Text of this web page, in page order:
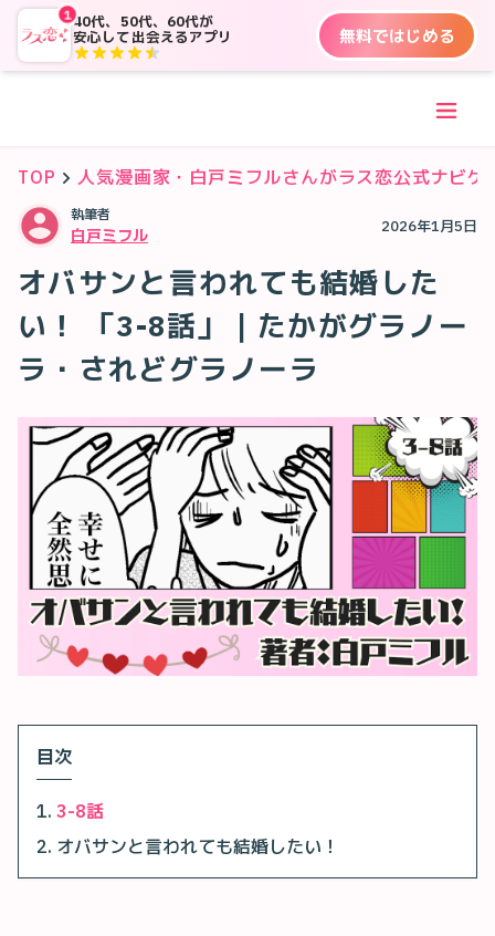
140代、50代、60代が
安心して出会えるアプリ
無料ではじめる
TOP 人気漫画家・白戸ミフルさんがラス恋公式ナビ
執筆者
白戸ミフル 2026年1月5日
オバサンと言われても結婚した
い！ 「3-8話」｜たかがグラノー
ラ・されどグラノーラ
目次
3-8話
オバサンと言われても結婚したい！